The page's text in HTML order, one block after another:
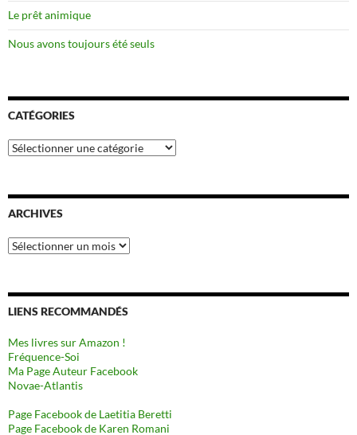
Le prêt animique
Nous avons toujours été seuls
CATÉGORIES
Catégories
ARCHIVES
Archives
LIENS RECOMMANDÉS
Mes livres sur Amazon !
Fréquence-Soi
Ma Page Auteur Facebook
Novae-Atlantis
Page Facebook de Laetitia Beretti
Page Facebook de Karen Romani